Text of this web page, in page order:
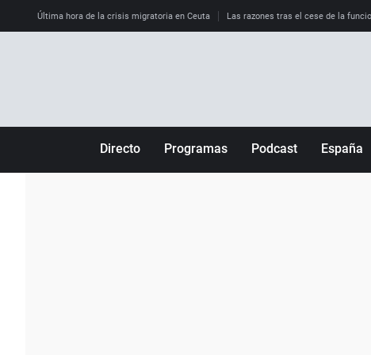
Última hora de la crisis migratoria en Ceuta Las razones tras el cese de la
Directo Programas Podcast España